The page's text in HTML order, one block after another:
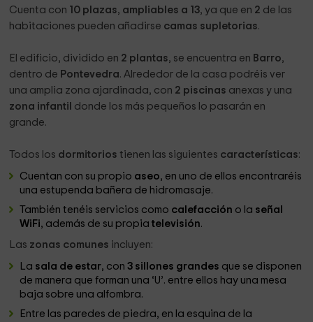
Cuenta con 10 plazas, ampliables a 13, ya que en 2 de las
habitaciones pueden añadirse camas supletorias.
El edificio, dividido en 2 plantas, se encuentra en Barro,
dentro de Pontevedra. Alrededor de la casa podréis ver
una amplia zona ajardinada, con 2 piscinas anexas y una
zona infantil donde los más pequeños lo pasarán en
grande.
Todos los dormitorios tienen las siguientes características:
Cuentan con su propio aseo, en uno de ellos encontraréis
una estupenda bañera de hidromasaje.
También tenéis servicios como calefacción o la señal
WiFi, además de su propiatelevisión.
Las zonas comunes incluyen:
La sala de estar, con3 sillones grandes que se disponen
de manera que forman una ‘U’. entre ellos hay una mesa
baja sobre una alfombra.
Entre las paredes de piedra, en la esquina de la